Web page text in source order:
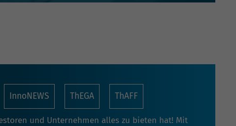
InnoNEWS ThEGA ThAFF
und Unternehmen alles zu bieten hat! Mit